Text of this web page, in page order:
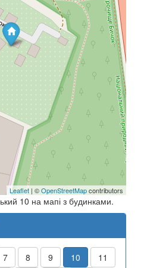
Leaflet | ©OpenStreetMapcontributors
10 на мапі з будинками.
7 8 9 10 11